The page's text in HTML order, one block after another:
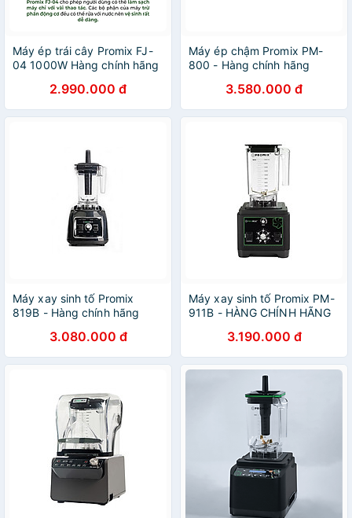
Máy ép trái cây Promix FJ-
04 1000W Hàng chính hãng
2.990.000 đ
Máy ép chậm Promix PM-
800 - Hàng chính hãng
3.580.000 đ
Máy xay sinh tố Promix
819B - Hàng chính hãng
3.080.000 đ
Máy xay sinh tố Promix PM-
911B - HÀNG CHÍNH HÃNG
3.190.000 đ